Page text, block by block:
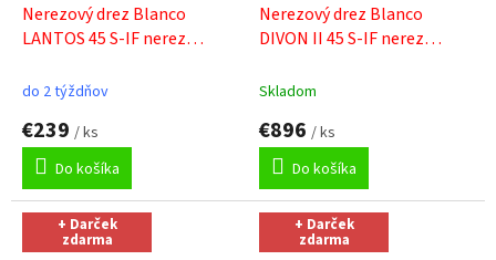
Nerezový drez Blanco
LANTOS 45 S-IF nerez
Sinks čistiaca pasta
do 2 týždňov
€239 / ks
Do košíka
Nerezový drez Blanco
DIVON II 45 S-IF nerez
Sinks čistiaca pasta
Skladom
€896 / ks
Do košíka
+ Darček
zdarma
+ Darček
zdarma